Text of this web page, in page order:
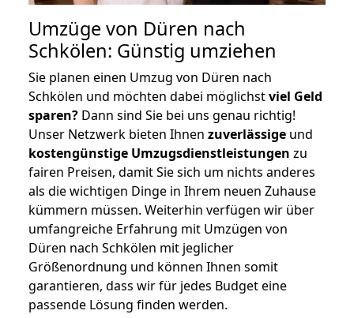
Umzüge von Düren nach
Schkölen: Günstig umziehen
Sie planen einen Umzug von Düren nach
Schkölen und möchten dabei möglichstviel Geld
sparen? Dann sind Sie bei uns genau richtig!
Unser Netzwerk bieten Ihnen zuverlässige und
kostengünstige Umzugsdienstleistungen zu
fairen Preisen, damit Sie sich um nichts anderes
als die wichtigen Dinge in Ihrem neuen Zuhause
kümmern müssen. Weiterhin verfügen wir über
umfangreiche Erfahrung mit Umzügen von
Düren nach Schkölen mit jeglicher
Größenordnung und können Ihnen somit
garantieren, dass wir für jedes Budget eine
passende Lösung finden werden.